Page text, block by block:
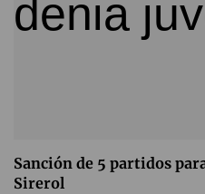
Sanción de 5 partidos
Sirerol